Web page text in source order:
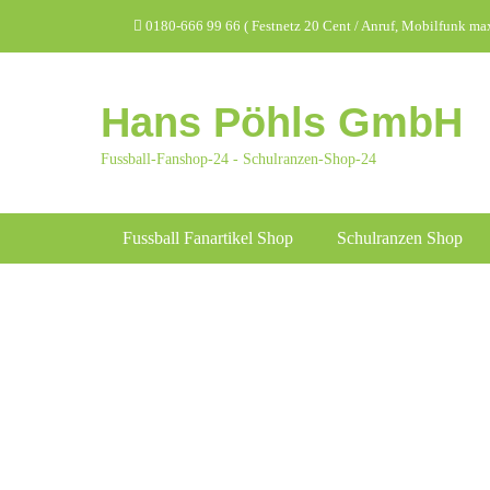
Header Top Menu
0180-666 99 66 ( Festnetz 20 Cent / Anruf, Mobilfunk
Hans Pöhls GmbH
Fussball-Fanshop-24 - Schulranzen-Shop-24
Hauptmenü
Fussball Fanartikel Shop Schulranzen Shop